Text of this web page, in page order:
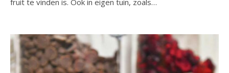
fruit te vinden is. Ook in eigen tuin, zoals…